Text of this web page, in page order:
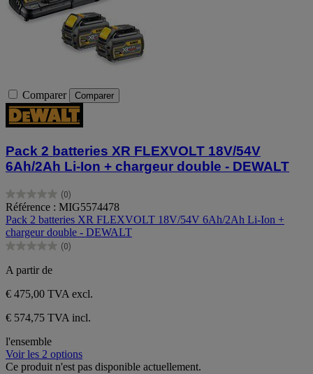
Comparer Comparer
Pack 2 batteries XR FLEXVOLT 18V/54V
6Ah/2Ah Li-Ion + chargeur double - DEWALT
(0)
0.0
sur
5
étoiles.
Référence : MIG5574478
Pack 2 batteries XR FLEXVOLT 18V/54V 6Ah/2Ah Li-Ion +
chargeur double - DEWALT
(0)
0.0
sur
5
étoiles.
A partir de
€ 475,00 TVA excl.
€ 574,75 TVA incl.
l'ensemble
Voir les 2 options
Ce produit n'est pas disponible actuellement.